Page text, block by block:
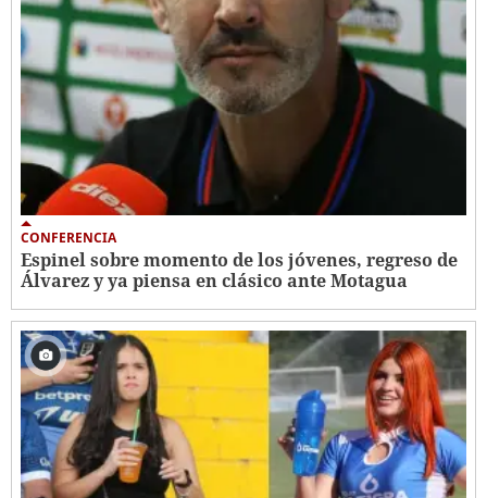
CONFERENCIA
Espinel sobre momento de los jóvenes, regreso de
Álvarez y ya piensa en clásico ante Motagua